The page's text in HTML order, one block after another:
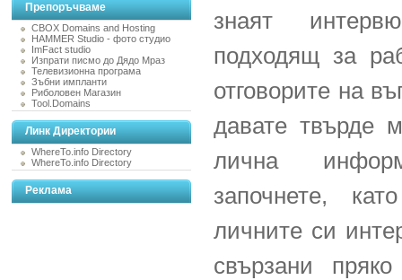
Препоръчваме
CBOX Domains and Hosting
HAMMER Studio - фото студио
ImFact studio
Изпрати писмо до Дядо Мраз
Телевизионна програма
Зъбни импланти
Риболовен Магазин
Tool.Domains
Линк Директории
WhereTo.info Directory
WhereTo.info Directory
Реклама
знаят
подходящ за
отговорите на
давате твърде
лична
започнете,
личните си
свързани